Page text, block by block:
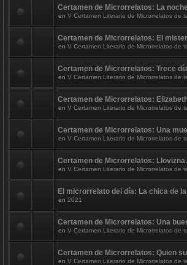
Certamen de Microrrelatos: La
en V Certamen Literario de Microrrelatos de
Certamen de Microrrelatos: El
en V Certamen Literario de Microrrelatos de
Certamen de Microrrelatos: Trece
en V Certamen Literario de Microrrelatos de
Certamen de Microrrelatos:
en V Certamen Literario de Microrrelatos de
Certamen de Microrrelatos: Una
en V Certamen Literario de Microrrelatos de
Certamen de Microrrelatos: Llovizna.
en V Certamen Literario de Microrrelatos de
El microrrelato del día: La chica de
en 2021
Certamen de Microrrelatos: Una
en V Certamen Literario de Microrrelatos de
Certamen de Microrrelatos: Quien
en V Certamen Literario de Microrrelatos de